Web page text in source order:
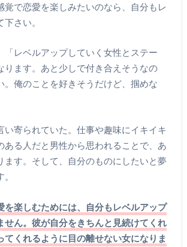
覚で恋愛を楽しみたいのなら、自分もレ
さい。
「レベルアップしていく女性とステー
ります。あと少しで付き合えそうなの
。俺のことを好きそうだけど、掴めな
い寄られていた。仕事や趣味にイキイキ
ある人だと男性から思われることで、あ
ます。そして、自分のものにしたいと夢
を楽しむためには、自分もレベルアップ
せん。彼が自分をきちんと見続けてくれ
てくれるように目の離せない女になりま